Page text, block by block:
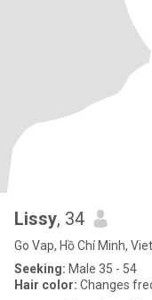
Lissy, 34
Go Vap, Hồ Chí Minh,
Seeking: Male 35 - 54
Hair color: Changes